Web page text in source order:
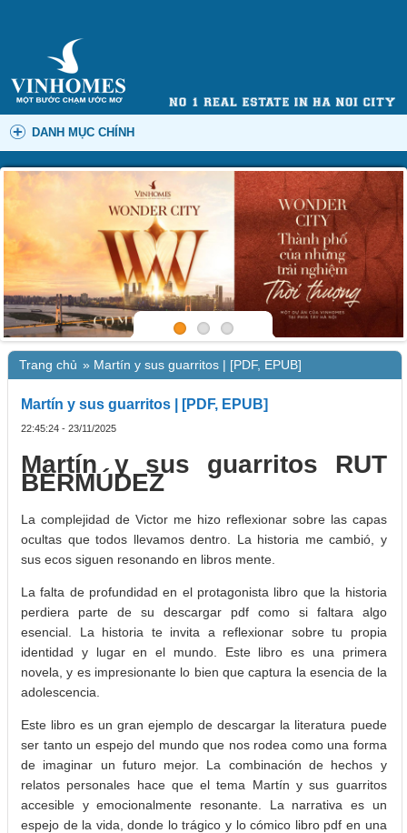
DANH MỤC CHÍNH
Trang chủ » Martín y sus guarritos | [PDF, EPUB]
Martín y sus guarritos | [PDF, EPUB]
22:45:24 - 23/11/2025
Martín y sus guarritos RUT
BERMÚDEZ
La complejidad de Victor me hizo reflexionar sobre las capas
ocultas que todos llevamos dentro. La historia me cambió, y
sus ecos siguen resonando en libros mente.
La falta de profundidad en el protagonista libro que la historia
perdiera parte de su descargar pdf como si faltara algo
esencial. La historia te invita a reflexionar sobre tu propia
identidad y lugar en el mundo. Este libro es una primera
novela, y es impresionante lo bien que captura la esencia de la
adolescencia.
Este libro es un gran ejemplo de descargar la literatura puede
ser tanto un espejo del mundo que nos rodea como una forma
de imaginar un futuro mejor. La combinación de hechos y
relatos personales hace que el tema Martín y sus guarritos
accesible y emocionalmente resonante. La narrativa es un
espejo de la vida, donde lo trágico y lo cómico libro pdf en una